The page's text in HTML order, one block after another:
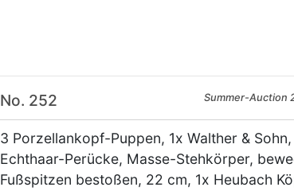
No. 252 Summer-Auction
3 Porzellankopf-Puppen, 1x Walther &
Echthaar-Perücke, Masse-Stehkörper,
Fußspitzen bestoßen, 22 cm, 1x Heubach